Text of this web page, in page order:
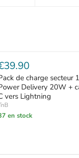
de charge secteur
Delivery 20W +
vers Lightning
37 en stock